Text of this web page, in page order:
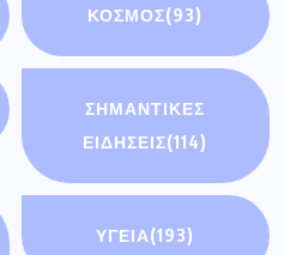
ΚΟΣΜΟΣ(93)
ΣΗΜΑΝΤΙΚΈΣ
ΕΙΔΉΣΕΙΣ(114)
ΥΓΕΙΑ(193)